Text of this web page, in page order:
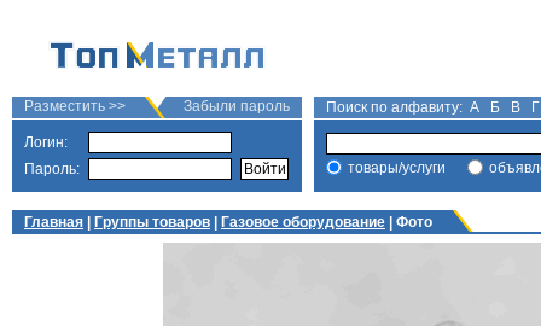
Разместить >> Забыли пароль
Логин:
Пароль:
Поиск по алфавиту: А Б В Г
товары/услуги
Главная Группы товаров Газовое оборудование | Фото